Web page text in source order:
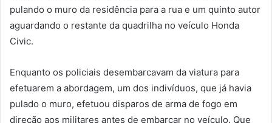
pulando o muro da residência para a rua e um quinto autor
aguardando o restante da quadrilha no veículo Honda
Civic.
Enquanto os policiais desembarcavam da viatura para
efetuarem a abordagem, um dos indivíduos, que já havia
pulado o muro, efetuou disparos de arma de fogo em
direção aos militares antes de embarcar no veículo. Que